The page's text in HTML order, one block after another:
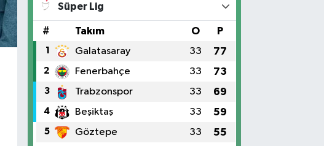
Süper Lig
# Takım O P
1 Galatasaray 33 77
2 Fenerbahçe 33 73
3 Trabzonspor 33 69
4 Beşiktaş 33 59
5 Göztepe 33 55